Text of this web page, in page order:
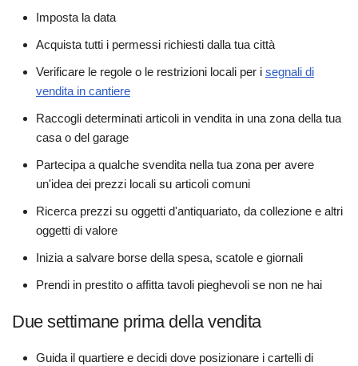
Imposta la data
Acquista tutti i permessi richiesti dalla tua città
Verificare le regole o le restrizioni locali per i segnali di
vendita in cantiere
Raccogli determinati articoli in vendita in una zona della tua
casa o del garage
Partecipa a qualche svendita nella tua zona per avere
un'idea dei prezzi locali su articoli comuni
Ricerca prezzi su oggetti d'antiquariato, da collezione e altri
oggetti di valore
Inizia a salvare borse della spesa, scatole e giornali
Prendi in prestito o affitta tavoli pieghevoli se non ne hai
Due settimane prima della vendita
Guida il quartiere e decidi dove posizionare i cartelli di